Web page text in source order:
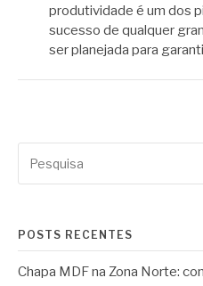
produtividade é um dos
sucesso de qualquer
ser planejada para
por:
POSTS RECENTES
Chapa MDF na Zona Norte: